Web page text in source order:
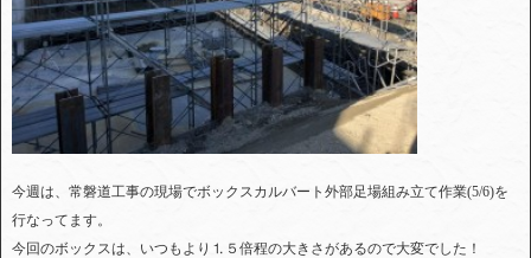
今週は、常磐道工事の現場でボックスカルバート外部足場組み立て作業(5/6)を
行なってます。
今回のボックスは、いつもより⒈５倍程の大きさがあるので大変でした！